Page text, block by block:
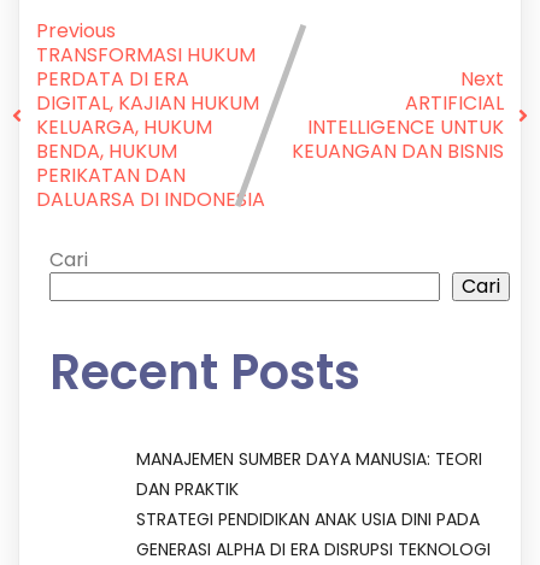
Previous
TRANSFORMASI HUKUM
PERDATA DI ERA
DIGITAL, KAJIAN HUKUM
KELUARGA, HUKUM
BENDA, HUKUM
PERIKATAN DAN
DALUARSA DI INDONESIA
Next
ARTIFICIAL
INTELLIGENCE UNTUK
KEUANGAN DAN BISNIS
Cari
Cari
Recent Posts
MANAJEMEN SUMBER DAYA MANUSIA: TEORI
DAN PRAKTIK
STRATEGI PENDIDIKAN ANAK USIA DINI PADA
GENERASI ALPHA DI ERA DISRUPSI TEKNOLOGI